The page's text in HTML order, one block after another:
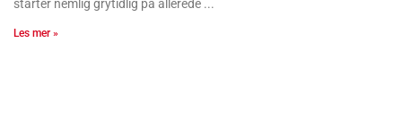
starter nemlig grytidlig på allerede
Les mer »